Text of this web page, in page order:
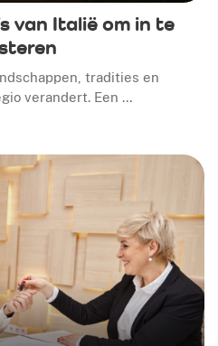
van Italië om in te
tradities en
verandert. Een …